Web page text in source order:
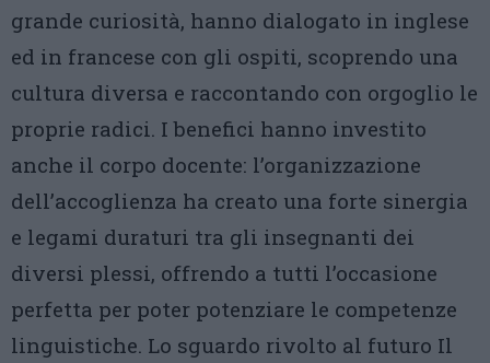
grande curiosità, hanno dialogato in inglese
ed in francese con gli ospiti, scoprendo una
cultura diversa e raccontando con orgoglio le
proprie radici. I benefici hanno investito
anche il corpo docente: l’organizzazione
dell’accoglienza ha creato una forte sinergia
e legami duraturi tra gli insegnanti dei
diversi plessi, offrendo a tutti l’occasione
perfetta per poter potenziare le competenze
linguistiche. Lo sguardo rivolto al futuro Il